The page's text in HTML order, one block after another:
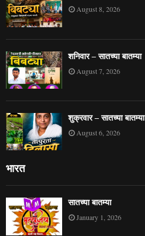
August 8, 2026
शनिवार – सातच्या बातम्या
August 7, 2026
शुक्रवार – सातच्या बातम्या
August 6, 2026
भारत
सातच्या बातम्या
January 1, 2026